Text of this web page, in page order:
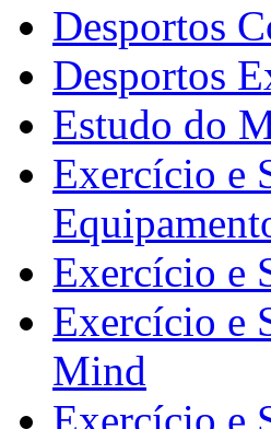
Desportos
Desportos
Estudo do
Exercício e
Exercício e
Exercício e
Mind
Exercício e